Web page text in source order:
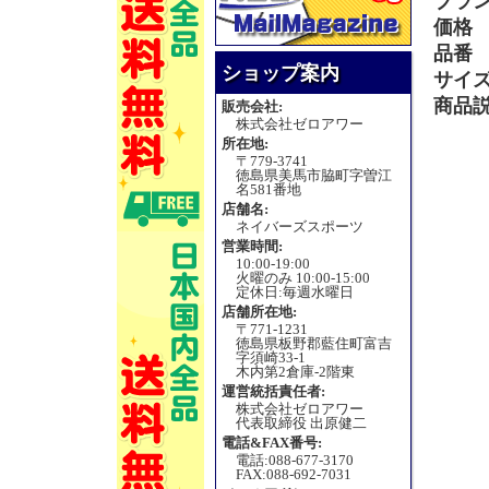
ショップ案内
販売会社:
株式会社ゼロアワー
所在地:
〒779-3741
徳島県美馬市脇町字曽江
名581番地
店舗名:
ネイバーズスポーツ
営業時間:
10:00-19:00
火曜のみ 10:00-15:00
定休日:毎週水曜日
店舗所在地:
〒771-1231
徳島県板野郡藍住町富吉
字須崎33-1
木内第2倉庫-2階東
運営統括責任者:
株式会社ゼロアワー
代表取締役 出原健二
電話&FAX番号:
電話:088-677-3170
FAX:088-692-7031
価格
品番
サイ
商品